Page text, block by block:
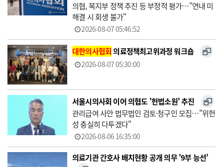
의협, 복지부 정책 추진 등 부정적 평가…"연내 미
해결 시 회생 불가"
2026-08-07 05:46:52
대한의사협회의료정책최고위과정 워크숍
2026-08-07 05:30:00
서울시의사회 이어 의협도 '헌법소원' 추진
관리급여 사안 법무법인 검토·청구인 모집…"위헌
성 충실히 다투겠다"
2026-08-06 16:35:00
의료기관 간호사 배치현황 공개 의무 '9부 능선'